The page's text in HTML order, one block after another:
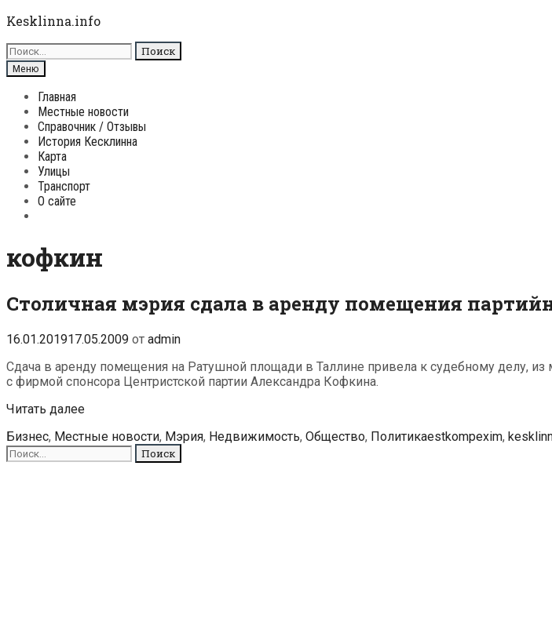
Перейти
содержимому
Kesklinna.info
Поиск
для:
Поиск
Меню
Главная
Местные новости
Справочник / Отзывы
История Кесклинна
Карта
Улицы
Транспорт
О сайте
кофкин
Столичная мэрия сдала в аренду помещения
16.01.201917.05.2009 от admin
Сдача в аренду помещения на Ратушной площади в Таллине привела к судебному делу, из
с фирмой спонсора Центристской партии Александра Кофкина.
Читать далееСтоличная
сдала
Рубрики
Бизнес, Местные новости, Мэрия, Недвижимость, Общество, ПолитикаМетки
estkompexim,
Поиск
для: